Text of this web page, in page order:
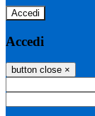
Accedi
Accedi
button close ×